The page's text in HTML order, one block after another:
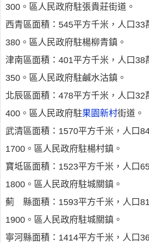
300。區人民政府駐張貴莊街道。
西青區面積：545平方千米，人口33
380。區人民政府駐楊柳青鎮。
津南區面積：401平方千米，人口38
350。區人民政府駐鹹水沽鎮。
北辰區面積：478平方千米，人口32
400。區人民政府駐果園新村街道。
武清區面積：1570平方千米，人口
1700。區人民政府駐楊村鎮。
寶坻區面積：1523平方千米，人口
1800。區人民政府駐城關鎮。
薊 縣面積：1593平方千米，人口
1900。區人民政府駐城關鎮。
寧河縣面積：1414平方千米，人口